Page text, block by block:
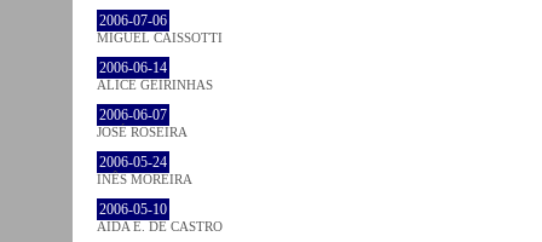
2006-07-06
MIGUEL CAISSOTTI
2006-06-14
ALICE GEIRINHAS
2006-06-07
JOSÉ ROSEIRA
2006-05-24
INÊS MOREIRA
2006-05-10
AIDA E. DE CASTRO